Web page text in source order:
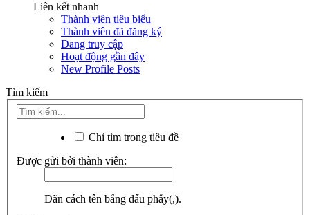
Liên kết nhanh
Thành viên tiêu biểu
Thành viên đã đăng ký
Đang truy cập
Hoạt động gần đây
New Profile Posts
Tìm kiếm
Chỉ tìm trong tiêu đề
Được gửi bởi thành viên:
Dãn cách tên bằng dấu phẩy(,).